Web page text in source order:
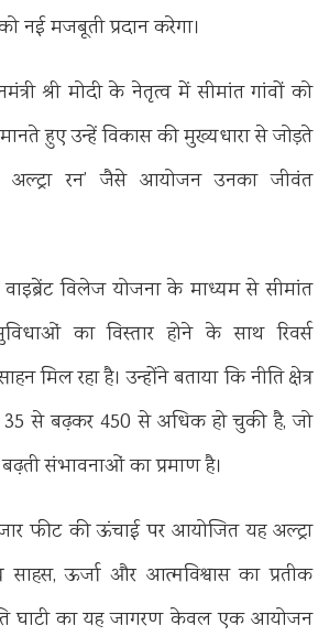
नई मजबूती प्रदान करेगा।
श्री मोदी के नेतृत्व में सीमांत गांवों को
हुए उन्हें विकास की मुख्यधारा से जोड़ते
अल्ट्रा रन’ जैसे आयोजन उनका जीवंत
विलेज योजना के माध्यम से सीमांत
का विस्तार होने के साथ रिवर्स
मिल रहा है। उन्होंने बताया कि नीति क्षेत्र
35 से बढ़कर 450 से अधिक हो चुकी है, जो
बढ़ती संभावनाओं का प्रमाण है।
फीट की ऊंचाई पर आयोजित यह अल्ट्रा
ऊर्जा और आत्मविश्वास का प्रतीक
घाटी का यह जागरण केवल एक आयोजन